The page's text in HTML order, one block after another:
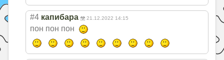
#4 капибара 21.12.2022 14:15
пон пон пон